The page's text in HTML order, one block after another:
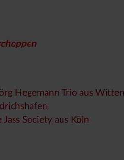
Hegemann Trio aus Witten
Jass Society aus Köln